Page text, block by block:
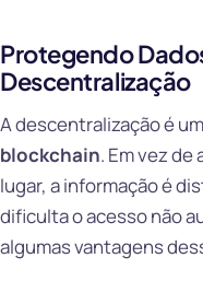
Protegendo
Descentralização
A descentralização é
blockchain. Em vez de
lugar, a informação é
dificulta o acesso não
algumas vantagens